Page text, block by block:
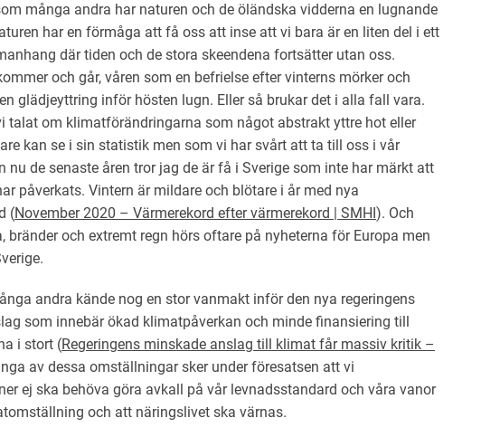
många andra har naturen och de öländska vidderna en lugnande
har en förmåga att få oss att inse att vi bara är en liten del i ett
där tiden och de stora skeendena fortsätter utan oss.
och går, våren som en befrielse efter vinterns mörker och
glädjeyttring inför hösten lugn. Eller så brukar det i alla fall vara.
talat om klimatförändringarna som något abstrakt yttre hot eller
kan se i sin statistik men som vi har svårt att ta till oss i vår
nu de senaste åren tror jag de är få i Sverige som inte har märkt att
påverkats. Vintern är mildare och blötare i år med nya
(November 2020 – Värmerekord efter värmerekord | SMHI). Och
bränder och extremt regn hörs oftare på nyheterna för Europa men
andra kände nog en stor vanmakt inför den nya regeringens
som innebär ökad klimatpåverkan och minde finansiering till
i stort (Regeringens minskade anslag till klimat får massiv kritik –
av dessa omställningar sker under föresatsen att vi
ej ska behöva göra avkall på vår levnadsstandard och våra vanor
och att näringslivet ska värnas.